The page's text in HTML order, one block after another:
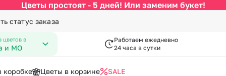
Цветы простоят - 5 дней! Или заменим букет!
статус заказа
цветов в
и МО
Работаем ежедневно
24 часа в сутки
коробке Цветы в корзине SALE